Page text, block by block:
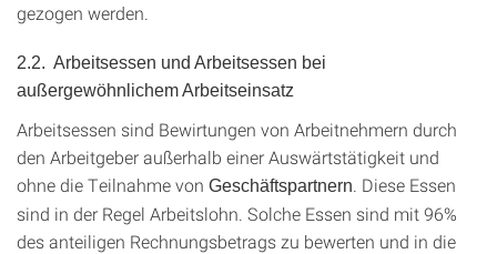
gezogen werden.
2.2. Arbeitsessen und Arbeitsessen bei
außergewöhnlichem Arbeitseinsatz
Arbeitsessen sind Bewirtungen von Arbeitnehmern durch
den Arbeitgeber außerhalb einer Auswärtstätigkeit und
ohne die Teilnahme von Geschäftspartnern . Diese Essen
sind in der Regel Arbeitslohn. Solche Essen sind mit 96%
des anteiligen Rechnungsbetrags zu bewerten und in die